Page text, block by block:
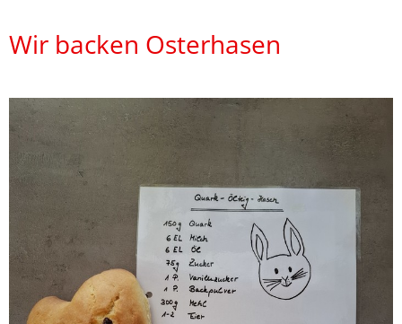
Wir backen Osterhasen